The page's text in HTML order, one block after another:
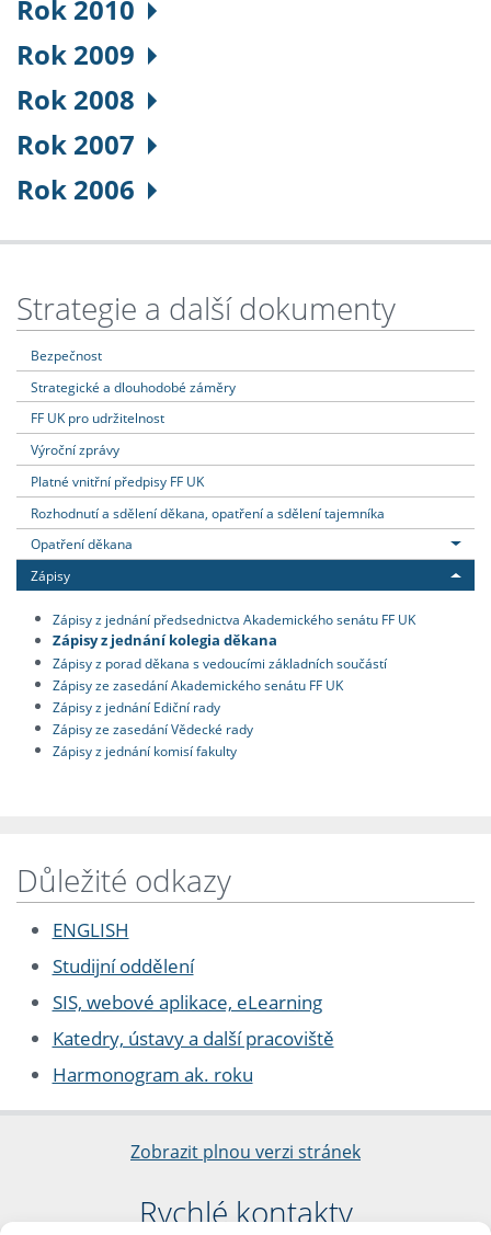
Rok 2010
Rok 2009
Rok 2008
Rok 2007
Rok 2006
Strategie a další dokumenty
Bezpečnost
Strategické a dlouhodobé záměry
FF UK pro udržitelnost
Výroční zprávy
Platné vnitřní předpisy FF UK
Rozhodnutí a sdělení děkana, opatření a sdělení tajemníka
Opatření děkana
Zápisy
Zápisy z jednání předsednictva Akademického senátu FF UK
Zápisy z jednání kolegia děkana
Zápisy z porad děkana s vedoucími základních součástí
Zápisy ze zasedání Akademického senátu FF UK
Zápisy z jednání Ediční rady
Zápisy ze zasedání Vědecké rady
Zápisy z jednání komisí fakulty
Důležité odkazy
ENGLISH
Studijní oddělení
SIS, webové aplikace, eLearning
Katedry, ústavy a další pracoviště
Harmonogram ak. roku
Zobrazit plnou verzi stránek
Rychlé kontakty